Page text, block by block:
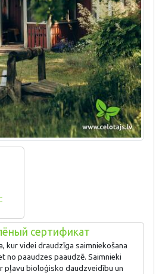
сертификат
kur videi draudzīga saimniekošana
no paaudzes paaudzē. Saimnieki
pļavu bioloģisko daudzveidību un